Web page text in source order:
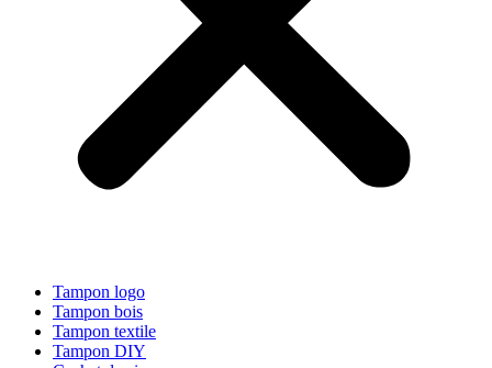
Tampon logo
Tampon bois
Tampon textile
Tampon DIY